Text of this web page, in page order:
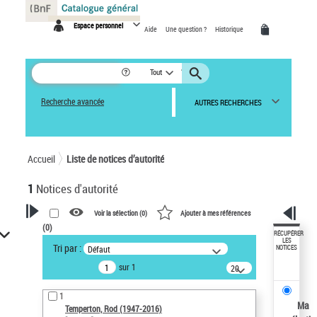
Espace personnel Aide Une question ? Historique
Tout
Recherche avancée AUTRES RECHERCHES
Accueil Liste de notices d’autorité
1 Notices d'autorité
VOTRE RECHERCHE
Recherche avancée dans les
notices d’autorité
Œuvres liées à l'auteur :
Temperton, Rod (1947-2016)
Voir la sélection (0) Ajouter à mes références
(0)
Tri par : Défaut
sur 1
20
résultats/page
1
Temperton, Rod (1947-2016)
RÉCUPÉRER
LES
NOTICES
Ma
Panneau de gestion des cookies